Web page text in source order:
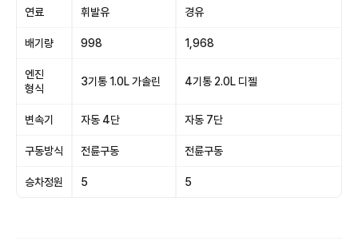
연료 휘발유 경유
배기량 998 1,968
엔진
형식
3기통 1.0L 가솔린 4기통 2.0L 디젤
변속기 자동 4단 자동 7단
구동방식 전륜구동 전륜구동
승차정원 5 5